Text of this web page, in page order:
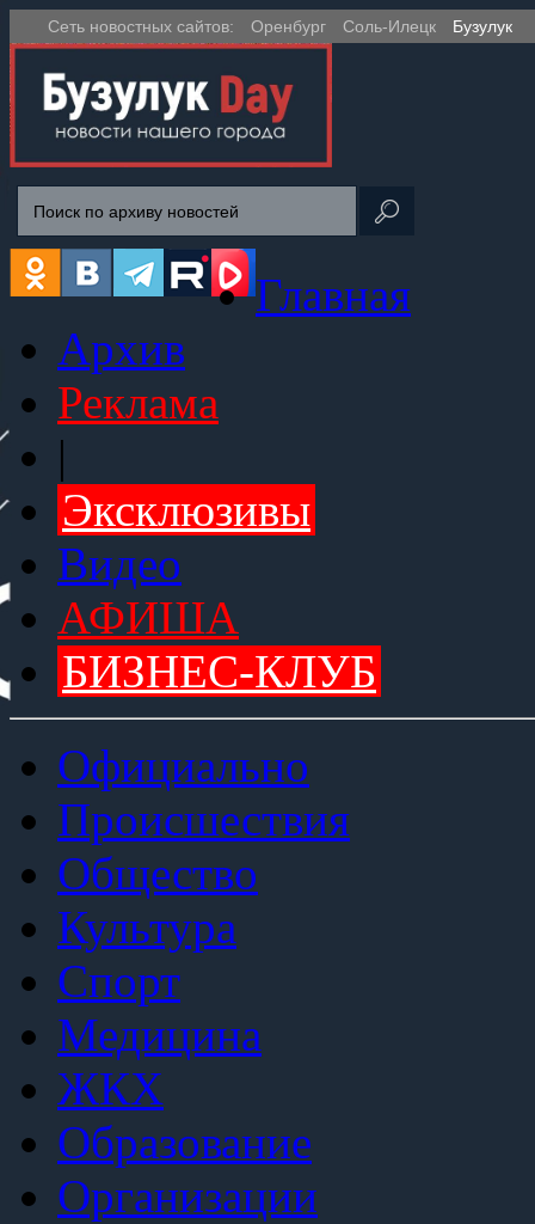
Сеть новостных сайтов: Оренбург Соль-Илецк Бузулук
Главная
Архив
Реклама
|
Эксклюзивы
Видео
АФИША
БИЗНЕС-КЛУБ
Официально
Происшествия
Общество
Культура
Спорт
Медицина
ЖКХ
Образование
Организации